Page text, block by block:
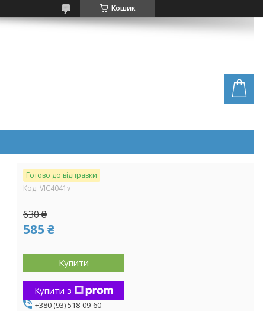
Кошик
Готово до відправки
Код: VIC4041v
630 ₴
585 ₴
Купити
Купити з
+380 (93) 518-09-60